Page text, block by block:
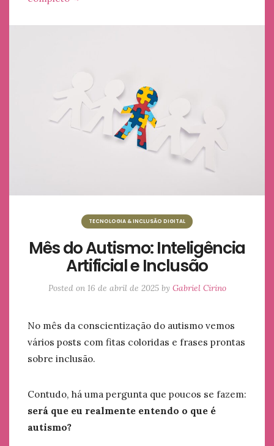
TECNOLOGIA & INCLUSÃO DIGITAL
Mês do Autismo: Inteligência
Artificial e Inclusão
Posted on 16 de abril de 2025 by Gabriel Cirino
No mês da conscientização do autismo vemos
vários posts com fitas coloridas e frases prontas
sobre inclusão.
Contudo, há uma pergunta que poucos se fazem:
será que eu realmente entendo o que é
autismo?